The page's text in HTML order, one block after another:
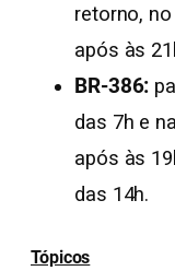
retorno,
após às
BR-386:
das 7h e
após às
das 14h.
Tópicos